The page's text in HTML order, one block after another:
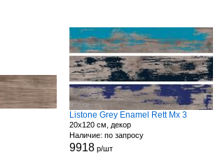
Listone Grey Enamel Rett Mx 3
20x120 см, декор
Наличие: по запросу
9918р/шт